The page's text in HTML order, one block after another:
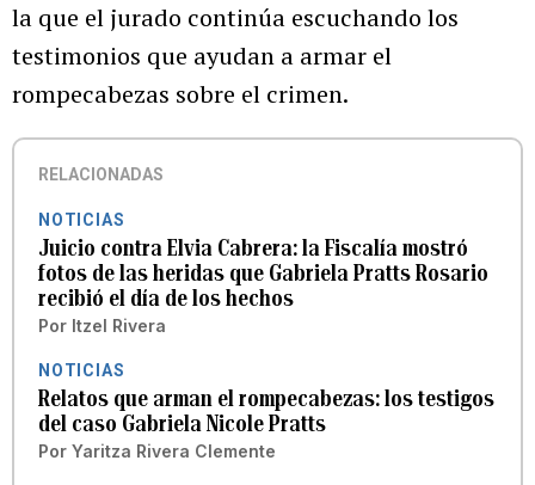
la que el jurado continúa escuchando los
testimonios que ayudan a armar el
rompecabezas sobre el crimen.
RELACIONADAS
NOTICIAS
Juicio contra Elvia Cabrera: la Fiscalía mostró
fotos de las heridas que Gabriela Pratts Rosario
recibió el día de los hechos
Por Itzel Rivera
NOTICIAS
Relatos que arman el rompecabezas: los testigos
del caso Gabriela Nicole Pratts
Por Yaritza Rivera Clemente